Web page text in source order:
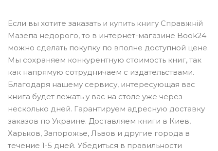
Если вы хотите заказать и купить книгу Справжній
Мазепа недорого, то в интернет-магазине Book24
можно сделать покупку по вполне доступной цене.
Мы сохраняем конкурентную стоимость книг, так
как напрямую сотрудничаем с издательствами.
Благодаря нашему сервису, интересующая вас
книга будет лежать у вас на столе уже через
несколько дней. Гарантируем адресную доставку
заказов по Украине. Доставляем книги в Киев,
Харьков, Запорожье, Львов и другие города в
течение 1-5 дней. Убедиться в правильности